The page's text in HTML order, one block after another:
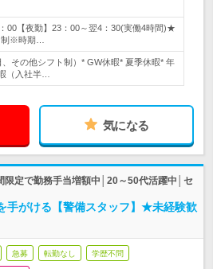
00【夜勤】23：00～翌4：30(実働4時間)★
制※時期…
その他シフト制）* GW休暇* 夏季休暇* 年
（入社半…
気になる
限定で勤務手当増額中│20～50代活躍中│セ
手がける【警備スタッフ】★未経験歓
急募 転勤なし 学歴不問